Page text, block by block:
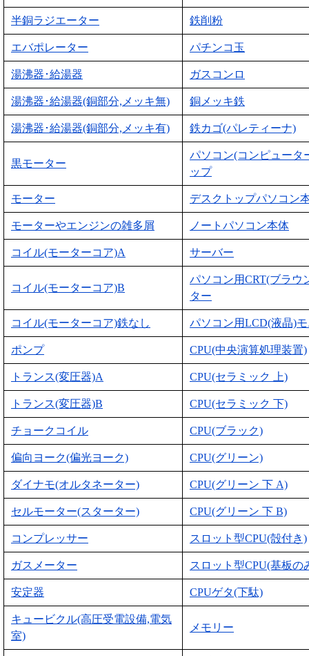
半銅ラジエーター 鉄削粉
エバポレーター パチンコ玉
湯沸器･給湯器 ガスコンロ
湯沸器･給湯器(銅部分,メッキ無) 銅メッキ鉄
湯沸器･給湯器(銅部分,メッキ有) 鉄カゴ(パレティーナ)
黒モーター
パソコン(コンピュータ
ップ
モーター デスクトップパソコン
モーターやエンジンの雑多屑 ノートパソコン本体
コイル(モーターコア)A サーバー
コイル(モーターコア)B
パソコン用CRT(ブラウ
ター
コイル(モーターコア)鉄なし パソコン用LCD(液晶)
ポンプ CPU(中央演算処理装置)
トランス(変圧器)A CPU(セラミック 上)
トランス(変圧器)B CPU(セラミック 下)
チョークコイル CPU(ブラック)
偏向ヨーク(偏光ヨーク) CPU(グリーン)
ダイナモ(オルタネーター) CPU(グリーン 下 A)
セルモーター(スターター) CPU(グリーン 下 B)
コンプレッサー スロット型CPU(殻付き)
ガスメーター スロット型CPU(基板の
安定器 CPUゲタ(下駄)
キュービクル(高圧受電設備,電気
室)
メモリー